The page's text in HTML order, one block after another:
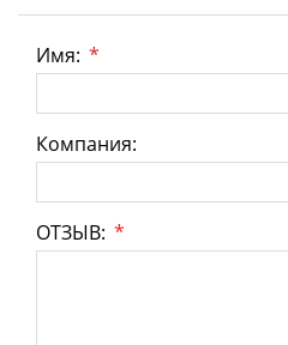
Имя: *
Компания:
ОТЗЫВ: *